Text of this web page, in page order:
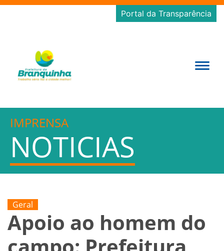
Portal da Transparência
IMPRENSA
NOTICIAS
Geral
Apoio ao homem do